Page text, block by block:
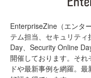
EnterpriseZine（エンタ
テム担当、セキュリテ
Day、Security Online
開催しております。そ
ドや最新事例を網羅。